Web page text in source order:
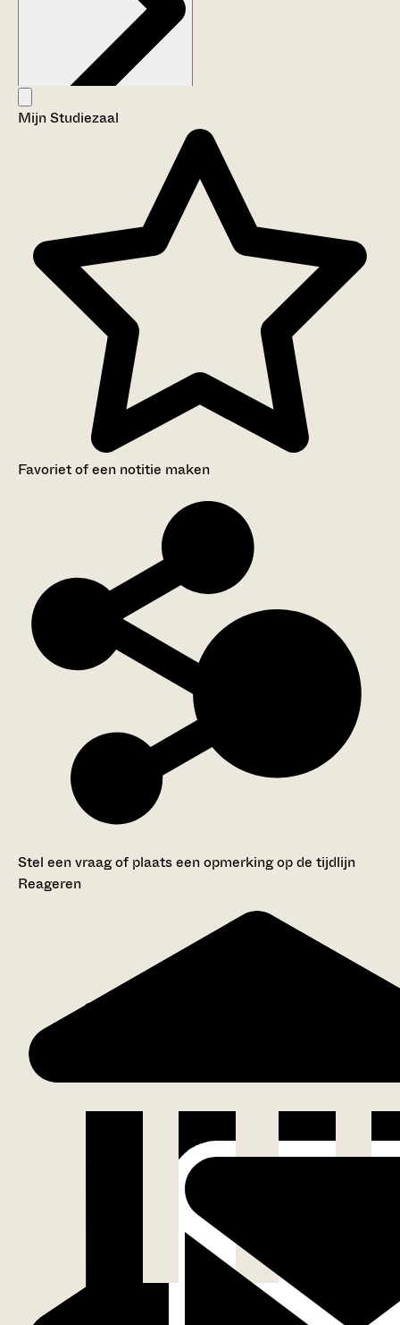
Aanwijzingen voor de gebruiker
Inventaris
Mijn Studiezaal
Favoriet of een notitie maken
Stel een vraag of plaats een opmerking op de tijdlijn
Reageren